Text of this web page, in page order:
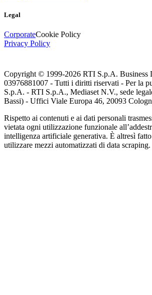
Legal
CorporateCookie Policy
Privacy Policy
Copyright © 1999-2026 RTI S.p.A. Business
03976881007 - Tutti i diritti riservati - Per la
S.p.A. - RTI S.p.A., Mediaset N.V., sede
Bassi) - Uffici Viale Europa 46, 20093
Rispetto ai contenuti e ai dati personali
vietata ogni utilizzazione funzionale
intelligenza artificiale generativa. È altresì
utilizzare mezzi automatizzati di data scraping.